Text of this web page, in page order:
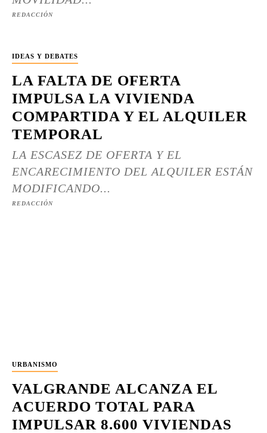
REDACCIÓN
IDEAS Y DEBATES
LA FALTA DE OFERTA
IMPULSA LA VIVIENDA
COMPARTIDA Y EL ALQUILER
TEMPORAL
LA ESCASEZ DE OFERTA Y EL
ENCARECIMIENTO DEL ALQUILER ESTÁN
MODIFICANDO...
REDACCIÓN
URBANISMO
VALGRANDE ALCANZA EL
ACUERDO TOTAL PARA
IMPULSAR 8.600 VIVIENDAS